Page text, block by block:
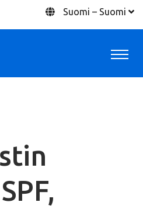
Suomi – Suomi